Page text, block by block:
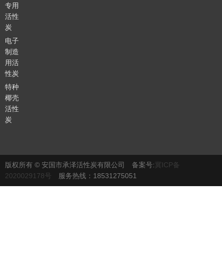
专用
活性
炭
电子
制造
用活
性炭
特种
椰壳
活性
炭
版权所有 © 安国市承泽活性炭有限公司 备案号: 冀ICP备
2020029178号 服务热线：18531275051